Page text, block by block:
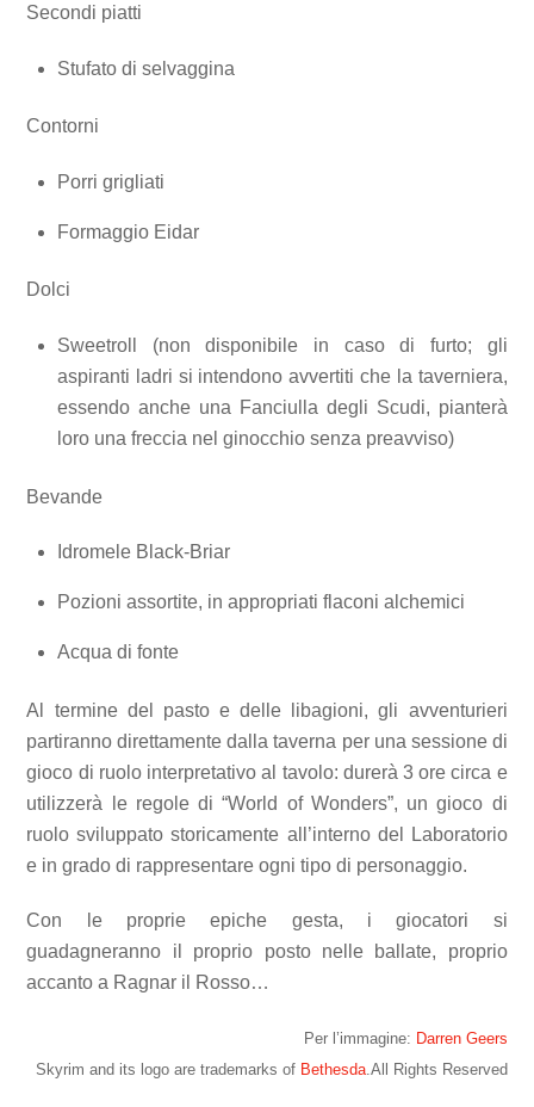
Secondi piatti
Stufato di selvaggina
Contorni
Porri grigliati
Formaggio Eidar
Dolci
Sweetroll (non disponibile in caso di furto; gli
aspiranti ladri si intendono avvertiti che la taverniera,
essendo anche una Fanciulla degli Scudi, pianterà
loro una freccia nel ginocchio senza preavviso)
Bevande
Idromele Black-Briar
Pozioni assortite, in appropriati flaconi alchemici
Acqua di fonte
Al termine del pasto e delle libagioni, gli avventurieri
partiranno direttamente dalla taverna per una sessione di
gioco di ruolo interpretativo al tavolo: durerà 3 ore circa e
utilizzerà le regole di “World of Wonders”, un gioco di
ruolo sviluppato storicamente all’interno del Laboratorio
e in grado di rappresentare ogni tipo di personaggio.
Con le proprie epiche gesta, i giocatori si
guadagneranno il proprio posto nelle ballate, proprio
accanto a Ragnar il Rosso…
Per l’immagine: Darren Geers
Skyrim and its logo are trademarks of Bethesda.All Rights Reserved